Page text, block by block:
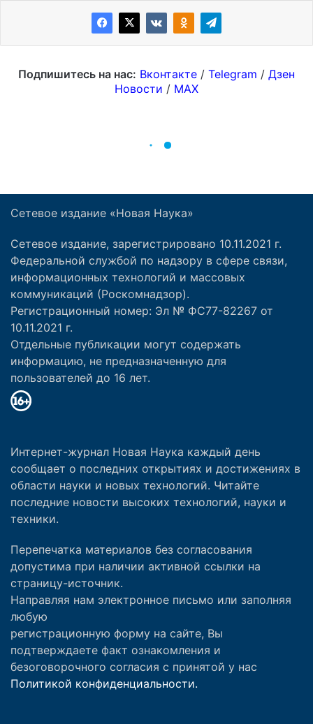
Сетевое издание «Новая Наука»
Сетевое издание, зарегистрировано 10.11.2021 г.
Федеральной службой по надзору в сфере связи,
информационных технологий и массовых
коммуникаций (Роскомнадзор).
Регистрационный номер: Эл № ФС77-82267 от
10.11.2021 г.
Отдельные публикации могут содержать
информацию, не предназначенную для
пользователей до 16 лет.
Интернет-журнал Новая Наука каждый день
сообщает о последних открытиях и достижениях в
области науки и новых технологий. Читайте
последние новости высоких технологий, науки и
техники.
Перепечатка материалов без согласования
допустима при наличии активной ссылки на
страницу-источник.
Направляя нам электронное письмо или заполняя
любую
регистрационную форму на сайте, Вы
подтверждаете факт ознакомления и
безоговорочного согласия с принятой у нас
Политикой конфиденциальности.